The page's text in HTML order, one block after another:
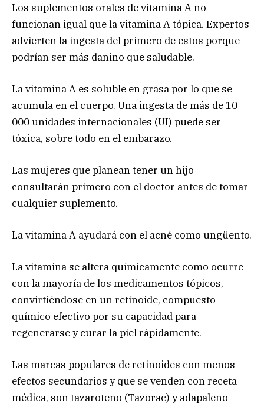
Los suplementos orales de vitamina A no
funcionan igual que la vitamina A tópica. Expertos
advierten la ingesta del primero de estos porque
podrían ser más dañino que saludable.
La vitamina A es soluble en grasa por lo que se
acumula en el cuerpo. Una ingesta de más de 10
000 unidades internacionales (UI) puede ser
tóxica, sobre todo en el embarazo.
Las mujeres que planean tener un hijo
consultarán primero con el doctor antes de tomar
cualquier suplemento.
La vitamina A ayudará con el acné como ungüento.
La vitamina se altera químicamente como ocurre
con la mayoría de los medicamentos tópicos,
convirtiéndose en un retinoide, compuesto
químico efectivo por su capacidad para
regenerarse y curar la piel rápidamente.
Las marcas populares de retinoides con menos
efectos secundarios y que se venden con receta
médica, son tazaroteno (Tazorac) y adapaleno